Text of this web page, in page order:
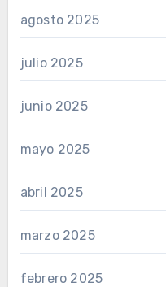
agosto 2025
julio 2025
junio 2025
mayo 2025
abril 2025
marzo 2025
febrero 2025